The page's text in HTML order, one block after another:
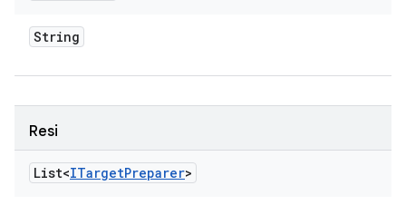
String
Resi
List<ITargetPreparer>